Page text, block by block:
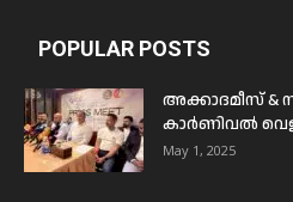
POPULAR POSTS
അക്കാദമീസ്
കാർണിവൽ
May 1, 2025